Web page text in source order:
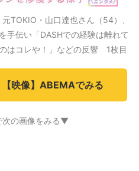
元TOKIO・山口達也さん（54）、
手伝い「DASHでの経験は離れて
はコレや！」などの反響 1枚目
【映像】ABEMAでみる
の画像をみる▼